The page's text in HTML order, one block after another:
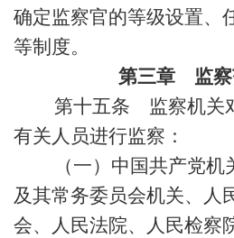
确定监察官的等级设置、
等制度。
第三章 监察
第十五条 监察机关
有关人员进行监察：
（一）中国共产党
及其常务委员会机关、人
会、人民法院、人民检察